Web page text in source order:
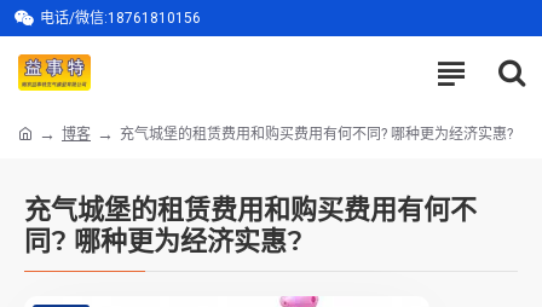
电话/微信:18761810156
博客 充气城堡的租赁费用和购买费用有何不同? 哪种更为经济实惠?
充气城堡的租赁费用和购买费用有何不
同? 哪种更为经济实惠?